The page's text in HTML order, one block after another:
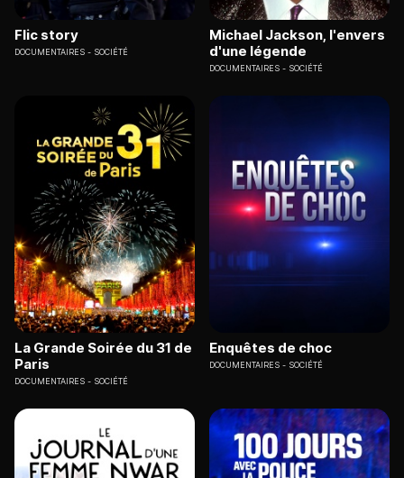
Flic story
DOCUMENTAIRES SOCIÉTÉ
Michael Jackson, l'envers
d'une légende
DOCUMENTAIRES SOCIÉTÉ
La Grande Soirée du 31 de
Paris
DOCUMENTAIRES SOCIÉTÉ
Enquêtes de choc
DOCUMENTAIRES SOCIÉTÉ